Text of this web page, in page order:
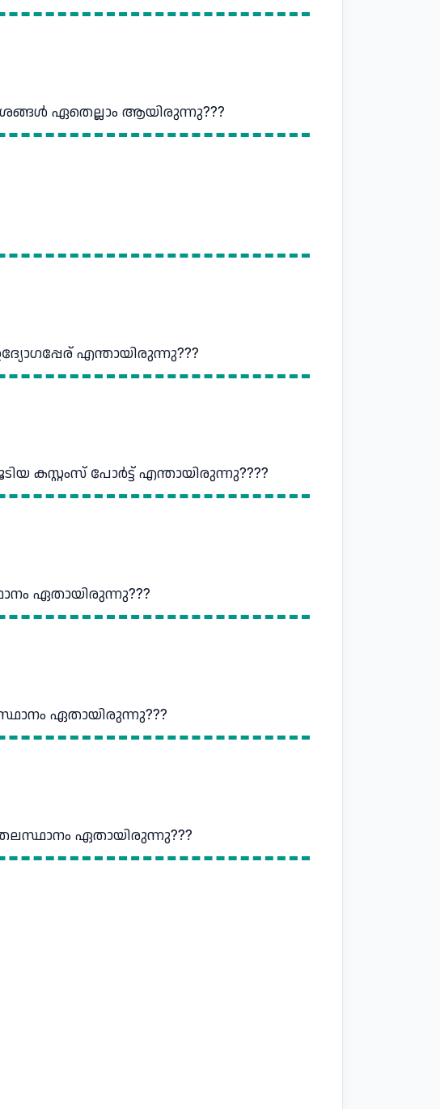
ഏതെല്ലാം ആയിരുന്നു???
എന്തായിരുന്നു???
കസ്റ്റംസ്‌ പോര്‍ട്ട്‌ എന്തായിരുന്നു????
ഏതായിരുന്നു???
ഏതായിരുന്നു???
ഏതായിരുന്നു???